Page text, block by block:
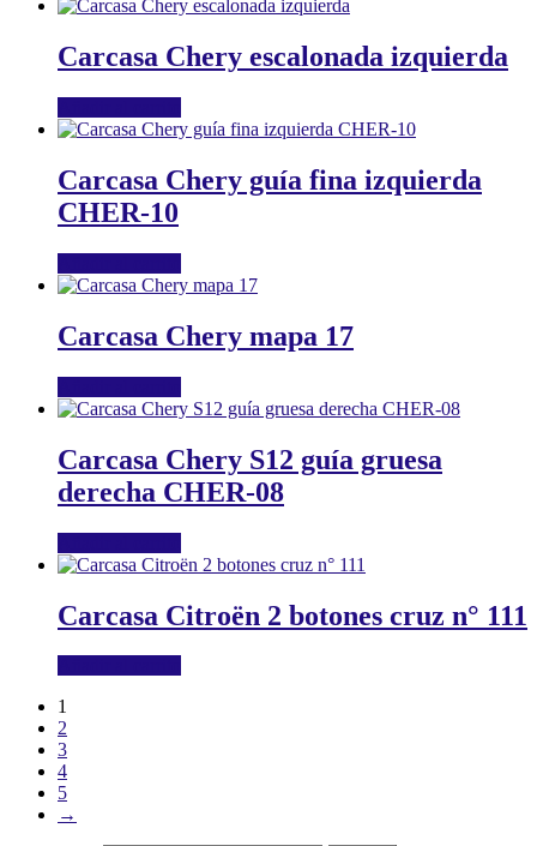
Carcasa Chery escalonada izquierda
Carcasa Chery guía fina izquierda
CHER-10
Carcasa Chery mapa 17
Carcasa Chery S12 guía gruesa
derecha CHER-08
Carcasa Citroën 2 botones cruz n° 111
1
2
3
4
5
→